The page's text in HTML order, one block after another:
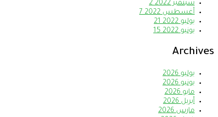
سبتمبر 2022
2
أغسطس 2022
7
يوليو 2022
21
يونيو 2022
15
Archives
يوليو 2026
يونيو 2026
مايو 2026
أبريل 2026
مارس 2026